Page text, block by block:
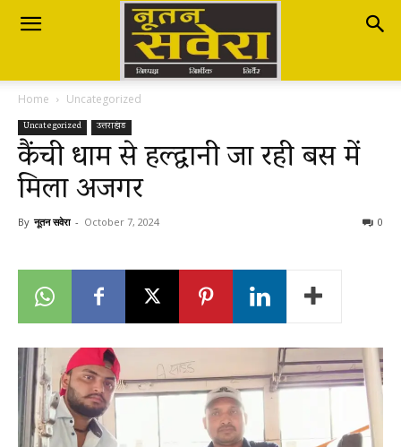
Nutan
Savera
नूतन
Breaking
Home Uncategorized
Uncategorized उत्तराखंड
कैंची धाम से हल्द्वानी जा रही बस में
मिला अजगर
By नूतन सवेरा - October 7, 2024 0